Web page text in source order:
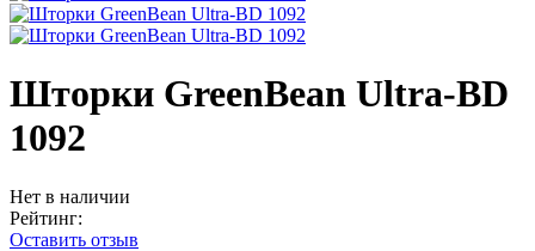
Шторки GreenBean Ultra-BD
1092
Нет в наличии
Рейтинг:
Оставить отзыв